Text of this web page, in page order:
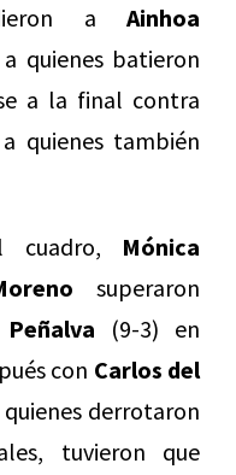
a Ainhoa
quienes batieron
a la final contra
quienes también
cuadro, Mónica
superaron
(9-3) en
con Carlos del
quienes derrotaron
tuvieron que